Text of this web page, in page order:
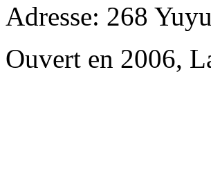
Adresse: 268
Ouvert en 2006,